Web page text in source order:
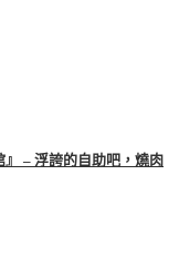
– 浮誇的自助吧，燒肉